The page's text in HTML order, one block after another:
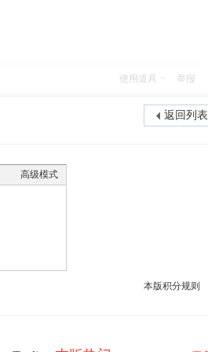
使用道具 举报
返回列表
高级模式
本版积分规则